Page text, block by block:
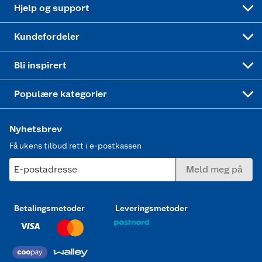
Hjelp og support
Kundefordeler
Bli inspirert
Populære kategorier
Nyhetsbrev
Få ukens tilbud rett i e-postkassen
E-postadresse Meld meg på
Betalingsmetoder Leveringsmetoder